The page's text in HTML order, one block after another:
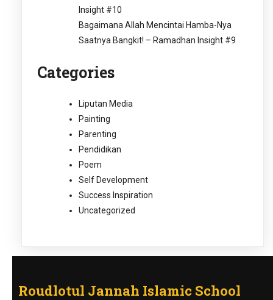
Insight #10
Bagaimana Allah Mencintai Hamba-Nya
Saatnya Bangkit! – Ramadhan Insight #9
Categories
Liputan Media
Painting
Parenting
Pendidikan
Poem
Self Development
Success Inspiration
Uncategorized
Roudlotul Jannah Islamic School